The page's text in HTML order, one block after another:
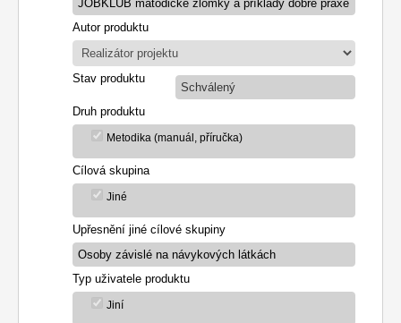
Autor produktu
Stav produktu
Schválený
Druh produktu
Metodika (manuál, příručka)
Cílová skupina
Jiné
Upřesnění jiné cílové skupiny
Typ uživatele produktu
Jiní